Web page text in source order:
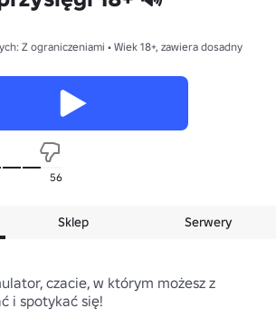
Z ograniczeniami • Wiek 18+, zawiera dosadny
56
Sklep Serwery
czacie, w którym możesz z
i spotykać się!